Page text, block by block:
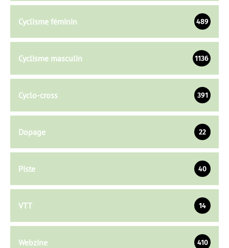
Cyclisme féminin 489
Cyclisme masculin 1136
Cyclo-cross 391
Dopage 22
Piste 40
VTT 14
Webzine 410